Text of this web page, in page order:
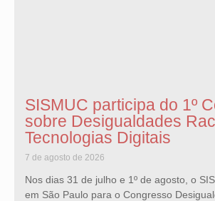
SISMUC participa do 1º
sobre Desigualdades
Tecnologias Digitais
7 de agosto de 2026
Nos dias 31 de julho e 1º de agosto, o
em São Paulo para o Congresso